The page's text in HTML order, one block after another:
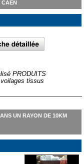
CAEN
PRODUITS
tissus
UN RAYON DE 10KM